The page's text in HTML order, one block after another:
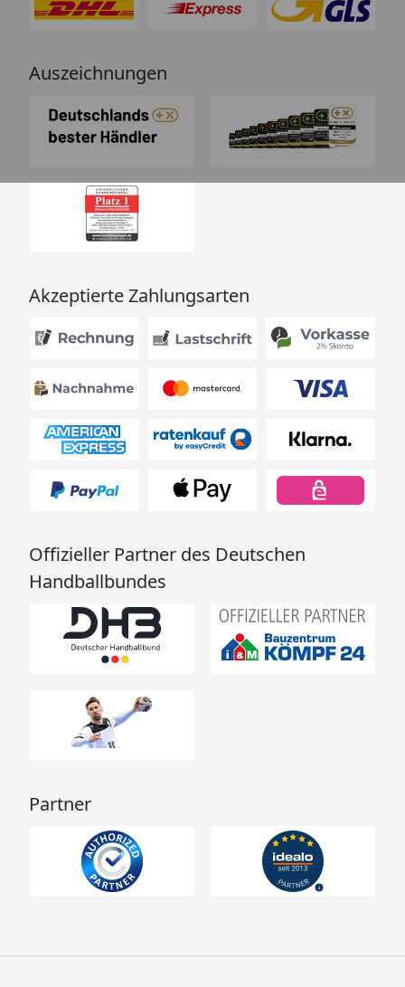
Auszeichnungen
Akzeptierte Zahlungsarten
Offizieller Partner des Deutschen
Handballbundes
Partner